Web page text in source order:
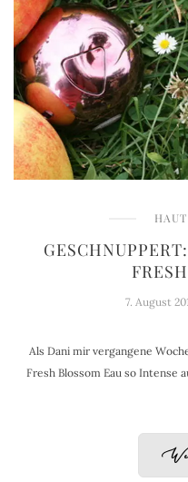
7. August
Als Dani mir vergangene
Fresh Blossom Eau so Intense